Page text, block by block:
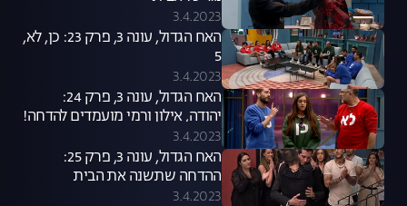
3.4.2023
האח הגדול, עונה 3, פרק 23: כן, לא,
5
3.4.2023
האח הגדול, עונה 3, פרק 24:
יהודה, אילון ורמי מועמדים להדחה!
3.4.2023
האח הגדול, עונה 3, פרק 25:
ההדחה שתשנה את הבית
3.4.2023